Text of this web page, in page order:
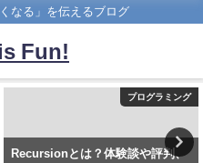
なる」を伝えるブログ
Fun!
プログラミング
Recursionとは？体験談や評判、